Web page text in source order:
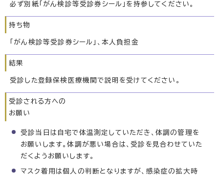
必ず別紙「がん検診等受診券シール」を持参してください。
持ち物
「がん検診等受診券シール」、本人負担金
結果
受診した登録保検医療機関で説明を受けてください。
受診される方への
お願い
受診当日は自宅で体温測定していただき、体調の管理を
お願いします。体調が悪い場合は、受診を見合わせていた
だくようお願いします。
マスク着用は個人の判断となりますが、感染症の拡大時